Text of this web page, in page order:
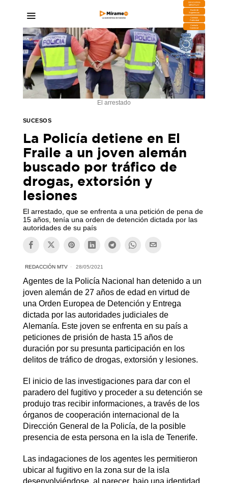
DESCARGA
MIRAPLAY
Buzón de
Sugerencias
Contratar
Publicidad
Contacto
Comercial
El arrestado
SUCESOS
La Policía detiene en El
Fraile a un joven alemán
buscado por tráfico de
drogas, extorsión y
lesiones
El arrestado, que se enfrenta a una petición de pena de
15 años, tenía una orden de detención dictada por las
autoridades de su país
REDACCIÓN MTV 28/05/2021
Agentes de la Policía Nacional han detenido a un
joven alemán de 27 años de edad en virtud de
una Orden Europea de Detención y Entrega
dictada por las autoridades judiciales de
Alemanía. Este joven se enfrenta en su país a
peticiones de prisión de hasta 15 años de
duración por su presunta participación en los
delitos de tráfico de drogas, extorsión y lesiones.
El inicio de las investigaciones para dar con el
paradero del fugitivo y proceder a su detención se
produjo tras recibir informaciones, a través de los
órganos de cooperación internacional de la
Dirección General de la Policía, de la posible
presencia de esta persona en la isla de Tenerife.
Las indagaciones de los agentes les permitieron
ubicar al fugitivo en la zona sur de la isla
desenvolviéndose, al parecer, bajo una identidad